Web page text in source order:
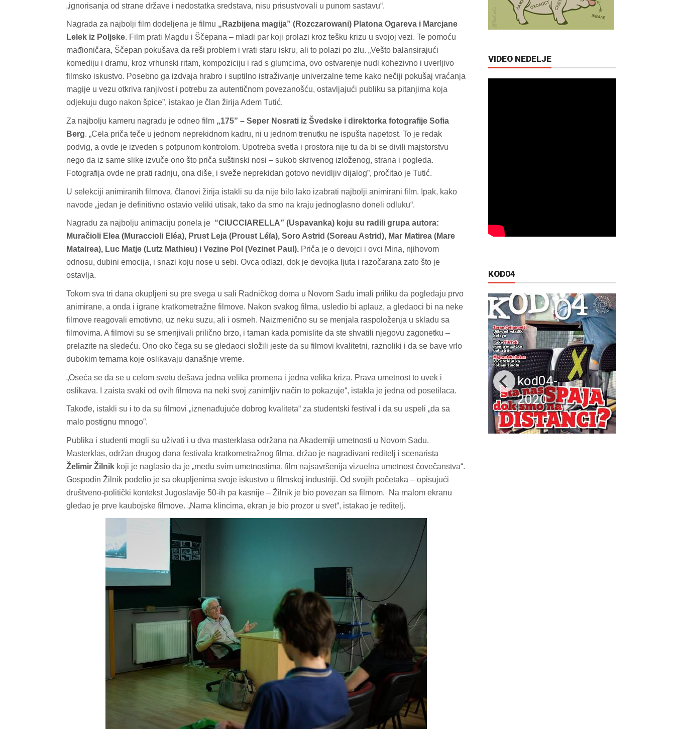
„ignorisanja od strane države i nedostatka sredstava, nisu prisustvovali u punom sastavu“.
Nagrada za najbolji film dodeljena je filmu „Razbijena magija” (Rozczarowani) Platona Ogareva i Marcjane
Lelek iz Poljske. Film prati Magdu i Ščepana – mladi par koji prolazi kroz tešku krizu u svojoj vezi. Te pomoću
mađioničara, Ščepan pokušava da reši problem i vrati staru iskru, ali to polazi po zlu. „Vešto balansirajući
komediju i dramu, kroz vrhunski ritam, kompoziciju i rad s glumcima, ovo ostvarenje nudi kohezivno i uverljivo
filmsko iskustvo. Posebno ga izdvaja hrabro i suptilno istraživanje univerzalne teme kako nečiji pokušaj vraćanja
magije u vezu otkriva ranjivost i potrebu za autentičnom povezanošću, ostavljajući publiku sa pitanjima koja
odjekuju dugo nakon špice”, istakao je član žirija Adem Tutić.
Za najbolju kameru nagradu je odneo film „175” – Seper Nosrati iz Švedske i direktorka fotografije Sofia
Berg. „Cela priča teče u jednom neprekidnom kadru, ni u jednom trenutku ne ispušta napetost. To je redak
podvig, a ovde je izveden s potpunom kontrolom. Upotreba svetla i prostora nije tu da bi se divili majstorstvu
nego da iz same slike izvuče ono što priča suštinski nosi – sukob skrivenog izloženog, strana i pogleda.
Fotografija ovde ne prati radnju, ona diše, i sveže neprekidan gotovo nevidljiv dijalog”, pročitao je Tutić.
U selekciji animiranih filmova, članovi žirija istakli su da nije bilo lako izabrati najbolji animirani film. Ipak, kako
navode „jedan je definitivno ostavio veliki utisak, tako da smo na kraju jednoglasno doneli odluku“.
Nagradu za najbolju animaciju ponela je “CIUCCIARELLA” (Uspavanka) koju su radili grupa autora:
Muračioli Elea (Muraccioli Eléa), Prust Leja (Proust Léïa), Soro Astrid (Soreau Astrid), Mar Matirea (Mare
Matairea), Luc Matje (Lutz Mathieu) i Vezine Pol (Vezinet Paul). Priča je o devojci i ovci Mina, njihovom
odnosu, dubini emocija, i snazi koju nose u sebi. Ovca odlazi, dok je devojka ljuta i razočarana zato što je
ostavlja.
Tokom sva tri dana okupljeni su pre svega u sali Radničkog doma u Novom Sadu imali priliku da pogledaju prvo
animirane, a onda i igrane kratkometražne filmove. Nakon svakog filma, usledio bi aplauz, a gledaoci bi na neke
filmove reagovali emotivno, uz neku suzu, ali i osmeh. Naizmenično su se menjala raspoloženja u skladu sa
filmovima. A filmovi su se smenjivali prilično brzo, i taman kada pomislite da ste shvatili njegovu zagonetku –
prelazite na sledeću. Ono oko čega su se gledaoci složili jeste da su filmovi kvalitetni, raznoliki i da se bave vrlo
dubokim temama koje oslikavaju današnje vreme.
„Oseća se da se u celom svetu dešava jedna velika promena i jedna velika kriza. Prava umetnost to uvek i
oslikava. I zaista svaki od ovih filmova na neki svoj zanimljiv način to pokazuje“, istakla je jedna od posetilaca.
Takođe, istakli su i to da su filmovi „iznenađujuće dobrog kvaliteta“ za studentski festival i da su uspeli „da sa
malo postignu mnogo”.
Publika i studenti mogli su uživati i u dva masterklasa održana na Akademiji umetnosti u Novom Sadu.
Masterklas, održan drugog dana festivala kratkometražnog filma, držao je nagrađivani reditelj i scenarista
Želimir Žilnik koji je naglasio da je „među svim umetnostima, film najsavršenija vizuelna umetnost čovečanstva“.
Gospodin Žilnik podelio je sa okupljenima svoje iskustvo u filmskoj industriji. Od svojih početaka – opisujući
društveno-politički kontekst Jugoslavije 50-ih pa kasnije – Žilnik je bio povezan sa filmom. Na malom ekranu
gledao je prve kaubojske filmove. „Nama klincima, ekran je bio prozor u svet“, istakao je reditelj.
VIDEO NEDELJE
KOD04
kod04-
kod04-
2018
kod04-
2019
kod04-
2020